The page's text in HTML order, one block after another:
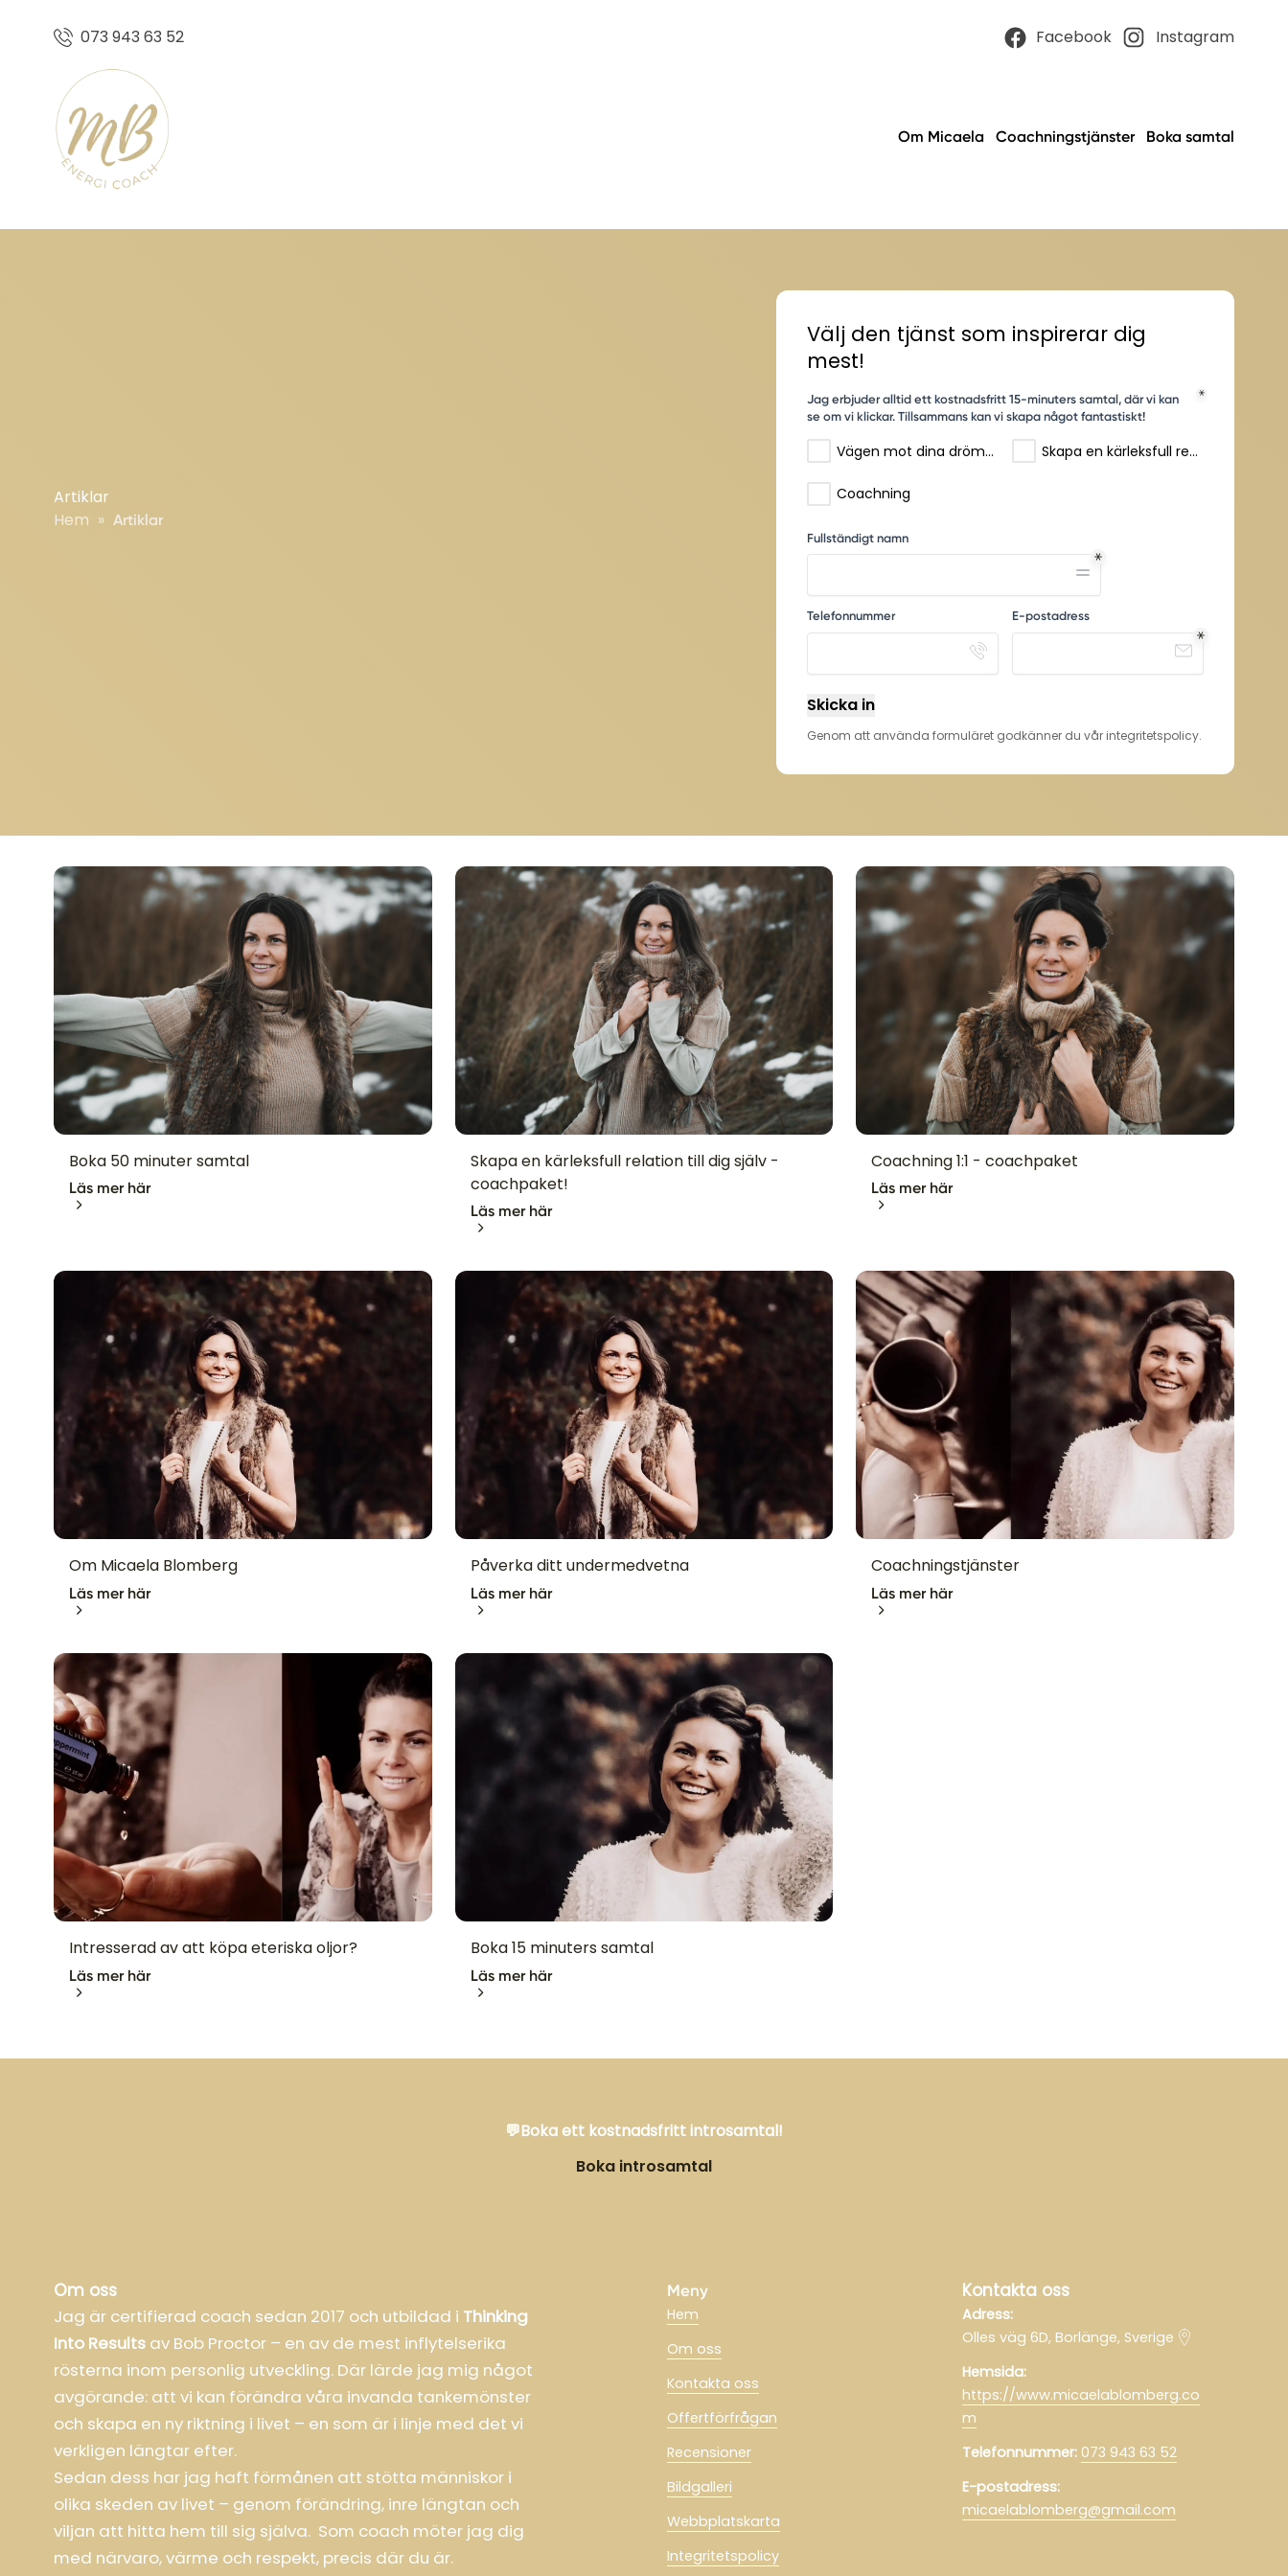
073 943 63 52 Facebook Instagram
Om Micaela Coachningstjänster Boka samtal
Artiklar
Hem » Artiklar
Välj den tjänst som inspirerar dig
mest!
Jag erbjuder alltid ett kostnadsfritt 15-minuters samtal, där vi kan
se om vi klickar. Tillsammans kan vi skapa något fantastiskt!
Vägen mot dina drömmar - coachpaket! Skapa en kärleksfull relation till dig själv - coachpaket!
Coachning
Fullständigt namn
Telefonnummer E-postadress
Skicka in
Genom att använda formuläret godkänner du vår integritetspolicy.
Boka 50 minuter samtal
Läs mer här
Skapa en kärleksfull relation till dig själv -
coachpaket!
Läs mer här
Coachning 1:1 - coachpaket
Läs mer här
Om Micaela Blomberg
Läs mer här
Påverka ditt undermedvetna
Läs mer här
Coachningstjänster
Läs mer här
Intresserad av att köpa eteriska oljor?
Läs mer här
Boka 15 minuters samtal
Läs mer här
💬Boka ett kostnadsfritt introsamtal!
Boka introsamtal
Om oss
Jag är certifierad coach sedan 2017 och utbildad i Thinking
Into Results av Bob Proctor – en av de mest inflytelserika
rösterna inom personlig utveckling. Där lärde jag mig något
avgörande: att vi kan förändra våra invanda tankemönster
och skapa en ny riktning i livet – en som är i linje med det vi
verkligen längtar efter.
Sedan dess har jag haft förmånen att stötta människor i
olika skeden av livet – genom förändring, inre längtan och
viljan att hitta hem till sig själva. Som coach möter jag dig
med närvaro, värme och respekt, precis där du är.
Meny
Hem
Om oss
Kontakta oss
Offertförfrågan
Recensioner
Bildgalleri
Webbplatskarta
Integritetspolicy
Kontakta oss
Adress:
Olles väg 6D, Borlänge, Sverige
Hemsida:
https://www.micaelablomberg.co
m
Telefonnummer: 073 943 63 52
E-postadress:
micaelablomberg@gmail.com